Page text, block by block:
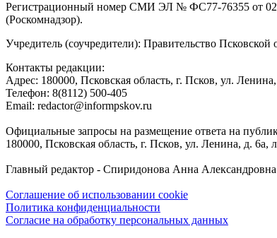
Регистрационный номер СМИ ЭЛ № ФС77-76355 от
(Роскомнадзор).
Учредитель (соучредители): Правительство
Контакты редакции:
Адреc: 180000, Псковская область, г. Псков, ул.
Телефон: 8(8112) 500-405
Email: redactor@informpskov.ru
Официальные запросы на размещение ответа на
180000, Псковская область, г. Псков, ул. Ленина, д. 6а,
Главный редактор - Спиридонова Анна Александровна
Соглашение об использовании cookie
Политика конфиденциальности
Согласие на обработку персональных данных